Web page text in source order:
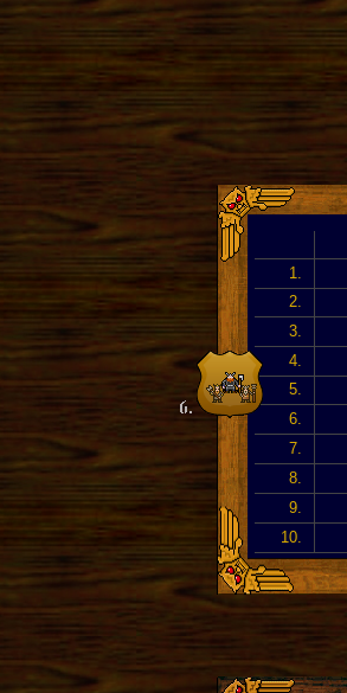
1.
2.
3.
4.
5.
6.
7.
8.
9.
10.